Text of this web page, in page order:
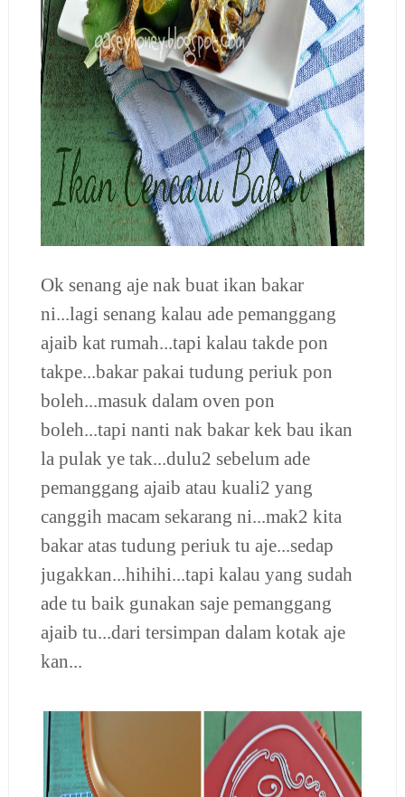
Ok senang aje nak buat ikan bakar
ni...lagi senang kalau ade pemanggang
ajaib kat rumah...tapi kalau takde pon
takpe...bakar pakai tudung periuk pon
boleh...masuk dalam oven pon
boleh...tapi nanti nak bakar kek bau ikan
la pulak ye tak...dulu2 sebelum ade
pemanggang ajaib atau kuali2 yang
canggih macam sekarang ni...mak2 kita
bakar atas tudung periuk tu aje...sedap
jugakkan...hihihi...tapi kalau yang sudah
ade tu baik gunakan saje pemanggang
ajaib tu...dari tersimpan dalam kotak aje
kan...